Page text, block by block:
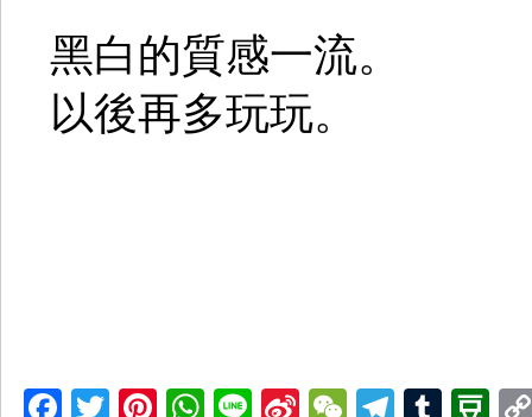
黑白的質感一流。
以後再多玩玩。
Facebook
TwitterPinterest
WhatsApp
LineSinaWeChat